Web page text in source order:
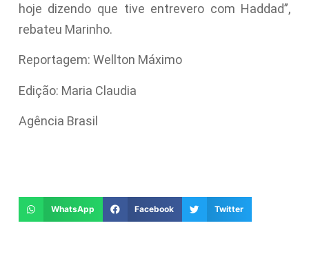
hoje dizendo que tive entrevero com Haddad”,
rebateu Marinho.
Reportagem: Wellton Máximo
Edição: Maria Claudia
Agência Brasil
WhatsApp Facebook Twitter